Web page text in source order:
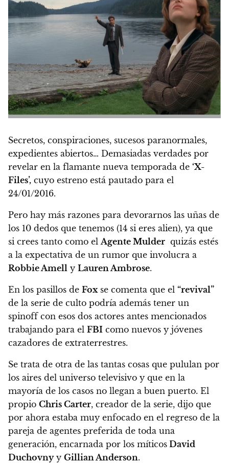
Secretos, conspiraciones, sucesos paranormales,
expedientes abiertos… Demasiadas verdades por
revelar en la flamante nueva temporada de ‘X-
Files’, cuyo estreno está pautado para el
24/01/2016.
Pero hay más razones para devorarnos las uñas de
los 10 dedos que tenemos (14 si eres alien), ya que
si crees tanto como el Agente Mulder quizás estés
a la expectativa de un rumor que involucra a
Robbie Amell y Lauren Ambrose.
En los pasillos de Fox se comenta que el “revival”
de la serie de culto podría además tener un
spinoff con esos dos actores antes mencionados
trabajando para el FBI como nuevos y jóvenes
cazadores de extraterrestres.
Se trata de otra de las tantas cosas que pululan por
los aires del universo televisivo y que en la
mayoría de los casos no llegan a buen puerto. El
propio Chris Carter, creador de la serie, dijo que
por ahora estaba muy enfocado en el regreso de la
pareja de agentes preferida de toda una
generación, encarnada por los míticos David
Duchovnyy Gillian Anderson.